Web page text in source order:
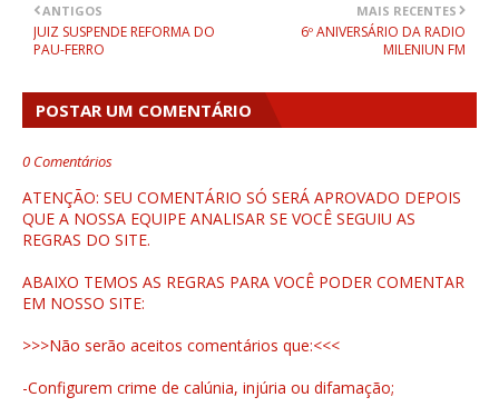
MAIS RECENTES
6º ANIVERSÁRIO DA RADIO
MILENIUN FM
ANTIGOS
JUIZ SUSPENDE REFORMA DO
PAU-FERRO
POSTAR UM COMENTÁRIO
0 Comentários
ATENÇÃO: SEU COMENTÁRIO SÓ SERÁ APROVADO DEPOIS
QUE A NOSSA EQUIPE ANALISAR SE VOCÊ SEGUIU AS
REGRAS DO SITE.
ABAIXO TEMOS AS REGRAS PARA VOCÊ PODER COMENTAR
EM NOSSO SITE:
>>>Não serão aceitos comentários que:<<<
-Configurem crime de calúnia, injúria ou difamação;